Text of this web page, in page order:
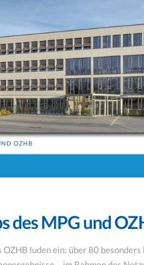
OZHB
des MPG und
luden ein: über 80